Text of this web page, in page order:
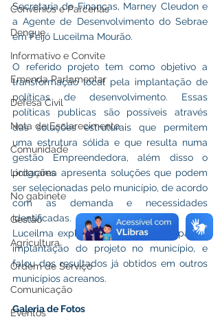
Convênios e Parcerias
Dengue
Informativo e Convite
Emenda Parlamentar
Defesa Civil
Nota de Esclarecimento
Comunidade
Licitações
No gabinete
Gestão
Agricultura
Ordem de Serviço
Comunicação
Eventos
Secretaria de Finanças, Marney Cleudon e
a Agente de Desenvolvimento do Sebrae
em Feijó Luceilma Mourão.
O referido projeto tem como objetivo a
transformação local pela implantação de
políticas de desenvolvimento. Essas
políticas publicas são possíveis através
das soluções estruturais que permitem
uma estrutura sólida e que resulta numa
gestão Empreendedora, além disso o
programa apresenta soluções que podem
ser selecionadas pelo município, de acordo
com as demanda e necessidades
identificadas.
Luceilma explicou todos os passos para a
implantação do projeto no município, e
falou dos resultados já obtidos em outros
municípios acreanos.
Galeria de Fotos